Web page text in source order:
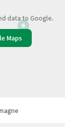
data to Google.
Maps